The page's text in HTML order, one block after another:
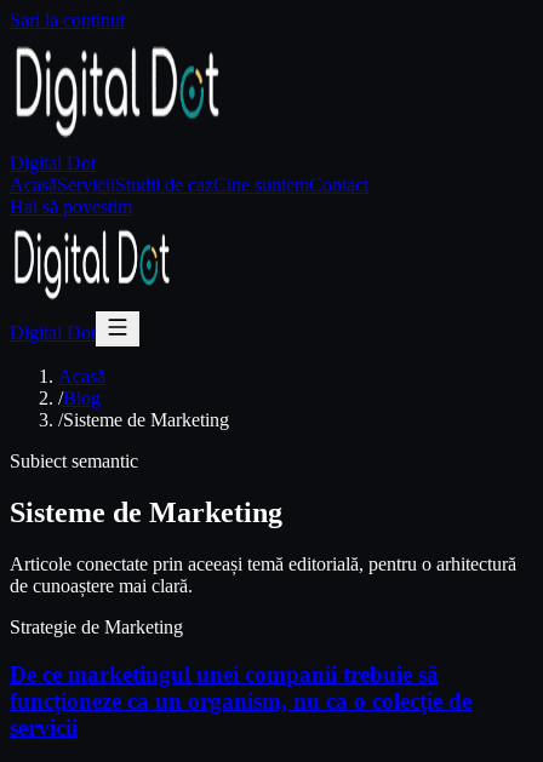
Sari la conținut
Digital Dot
AcasăServiciiStudii de cazCine suntemContact
Hai să povestim
Digital Dot
Acasă
/Blog
/Sisteme de Marketing
Subiect semantic
Sisteme de Marketing
Articole conectate prin aceeași temă editorială, pentru o arhitectură
de cunoaștere mai clară.
Strategie de Marketing
De ce marketingul unei companii trebuie să
funcționeze ca un organism, nu ca o colecție de
servicii